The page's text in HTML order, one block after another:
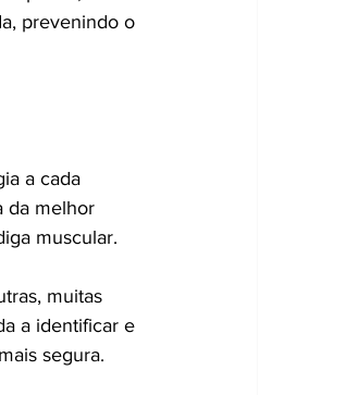
prevenindo o
a cada
da melhor
muscular.
muitas
a identificar e
segura.